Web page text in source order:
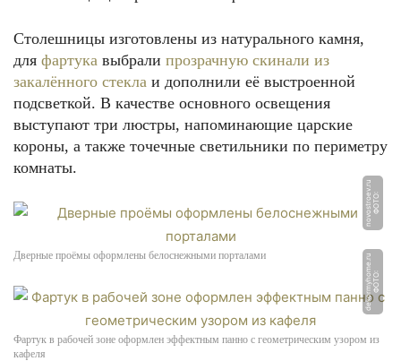
Столешницы изготовлены из натурального камня,
для фартука выбрали прозрачную скинали из
закалённого стекла и дополнили её выстроенной
подсветкой. В качестве основного освещения
выступают три люстры, напоминающие царские
короны, а также точечные светильники по периметру
комнаты.
Ф
О
Т
О:
n
o
v
o
s
t
r
o
e
v.
r
u
Дверные проёмы оформлены белоснежными порталами
Ф
О
Т
О:
d
e
k
o
r
m
y
h
o
m
e.
r
u
Фартук в рабочей зоне оформлен эффектным панно с геометрическим узором из
кафеля